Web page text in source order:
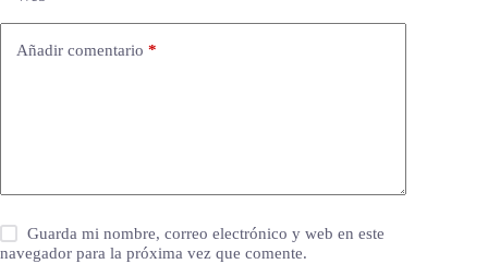
Añadir comentario *
Guarda mi nombre, correo electrónico y web en este
navegador para la próxima vez que comente.